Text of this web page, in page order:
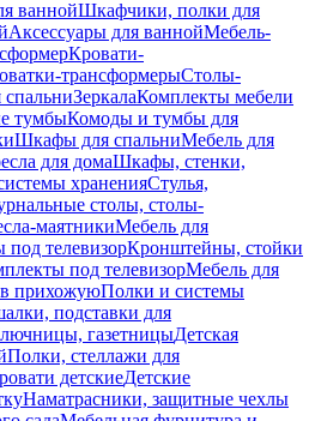
ваннойШкафчики, полки для
Аксессуары для ваннойМебель-
Кровати-
трансформерыСтолы-
ЗеркалаКомплекты мебели
тумбыКомоды и тумбы для
Шкафы для спальниМебель для
для домаШкафы, стенки,
храненияСтулья,
столы, столы-
маятникиМебель для
телевизорКронштейны, стойки
под телевизорМебель для
прихожуюПолки и системы
подставки для
газетницыДетская
Полки, стеллажи для
детскиеДетские
Наматрасники, защитные чехлы